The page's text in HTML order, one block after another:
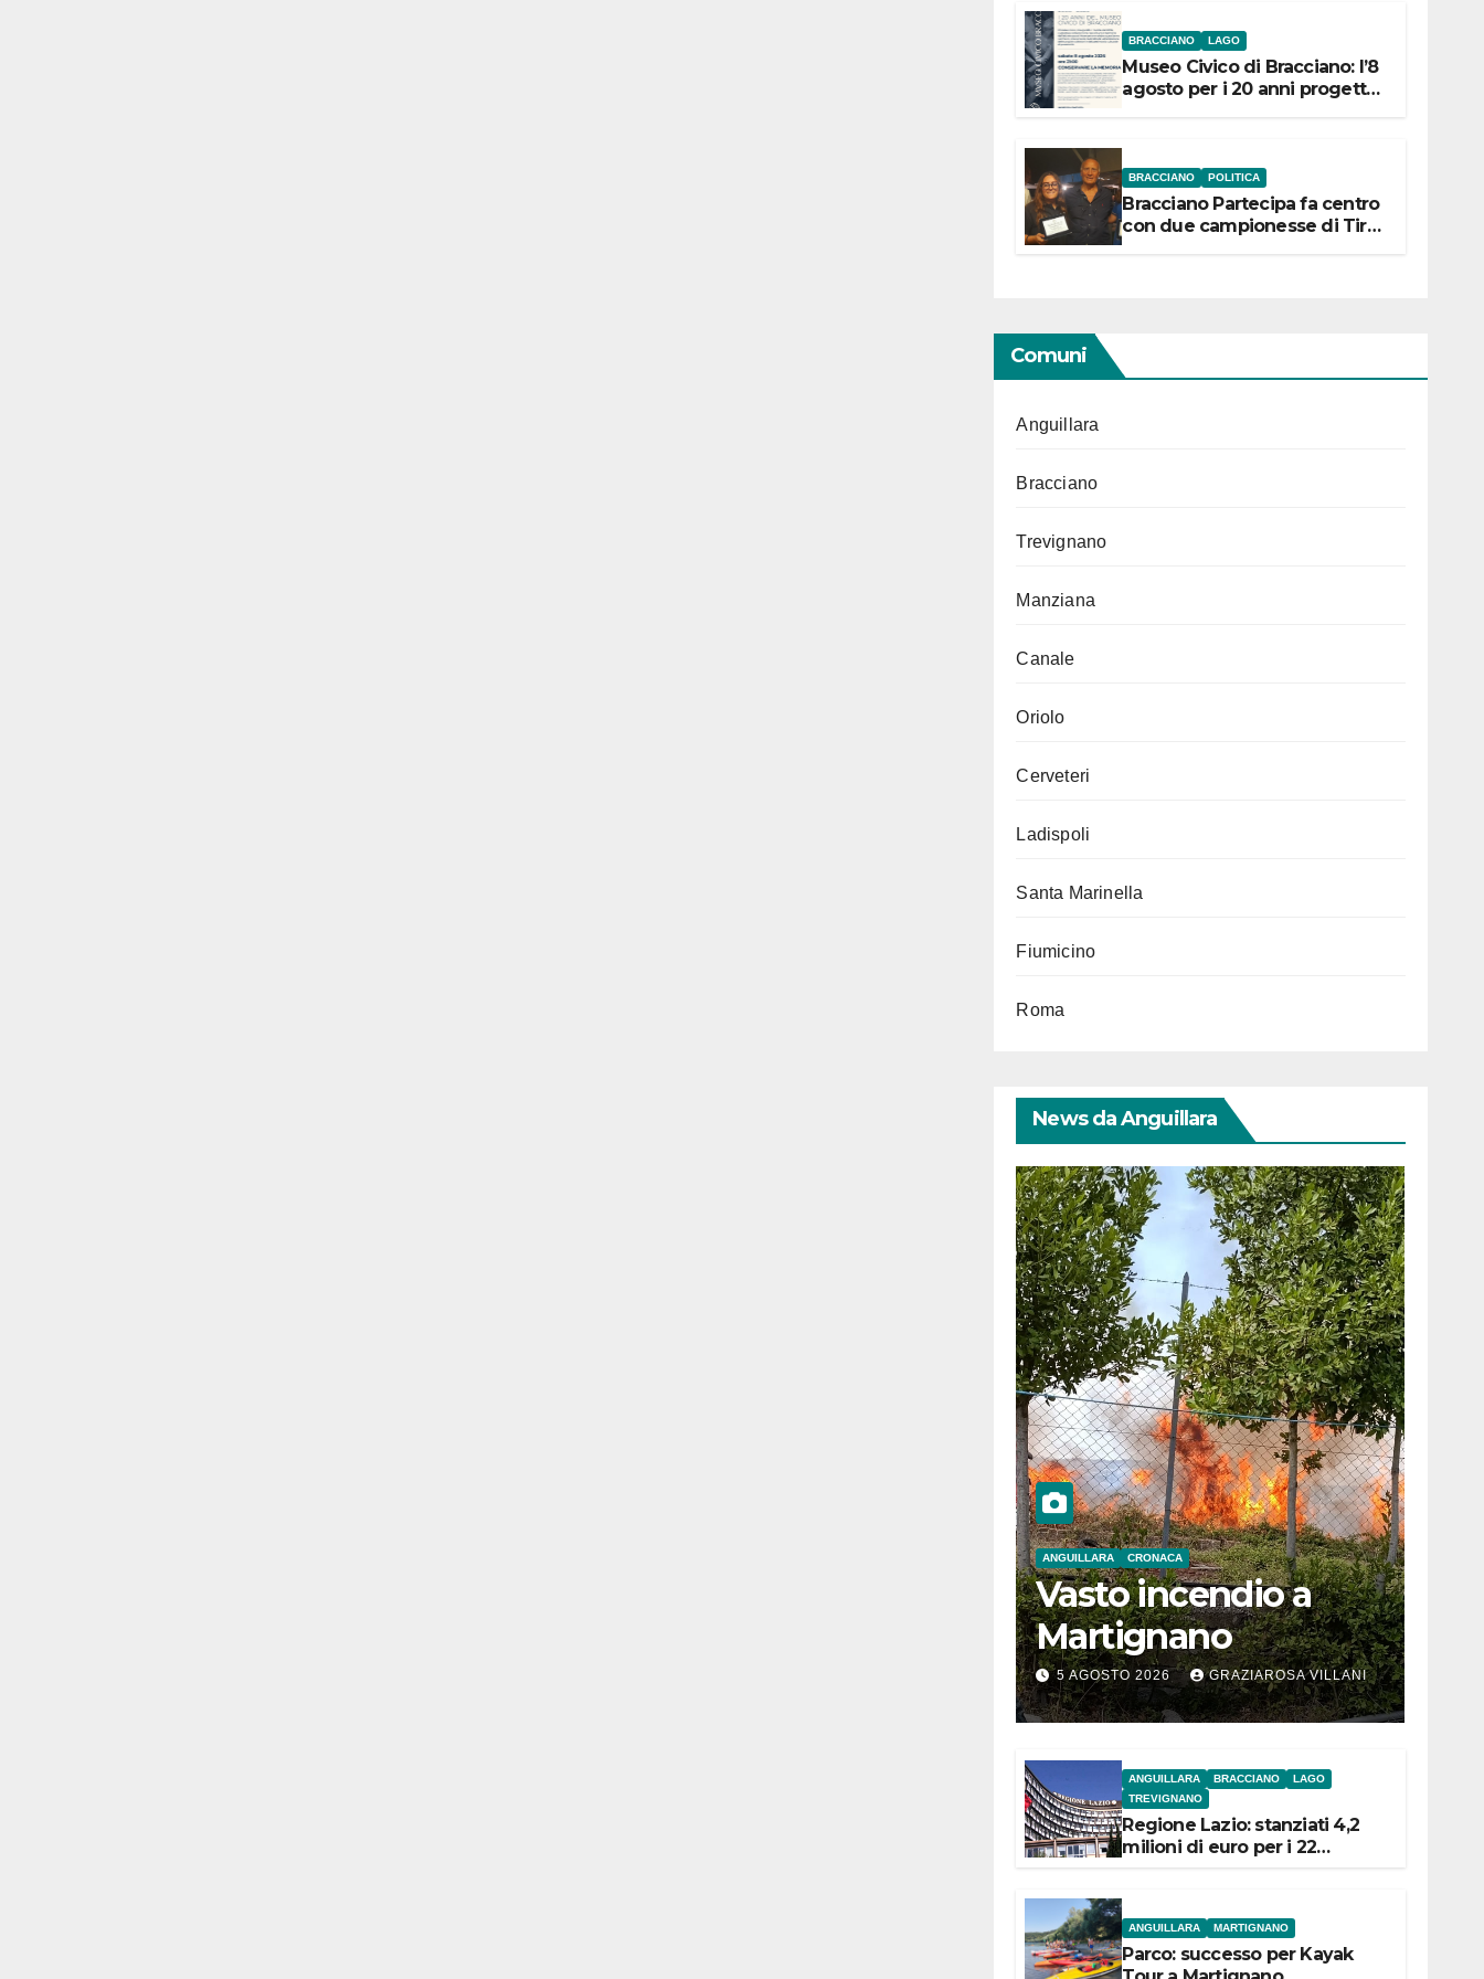
BRACCIANO LAGO
Museo Civico di Bracciano: l’8
agosto per i 20 anni progetto
BRACCIANO POLITICA
Bracciano Partecipa fa centro
con due campionesse di Tiro
Comuni
Anguillara
Bracciano
Trevignano
Manziana
Canale
Oriolo
Cerveteri
Ladispoli
Santa Marinella
Fiumicino
Roma
News da Anguillara
ANGUILLARA CRONACA
Vasto incendio a
Martignano
5 AGOSTO 2026 GRAZIAROSA VILLANI
ANGUILLARA BRACCIANO
LAGO
TREVIGNANO
Regione Lazio: stanziati 4,2
milioni di euro per i 22
ANGUILLARA MARTIGNANO
Parco: successo per Kayak